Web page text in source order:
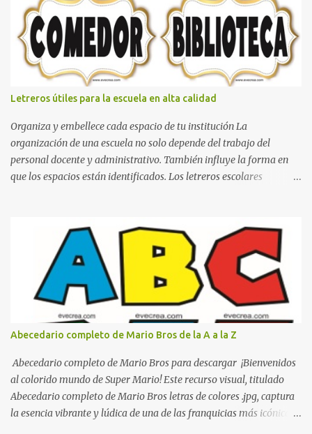
boxeo Ideas para decoraciones de fiestas infantiles Cosas bonitas
que se pueden hacer con gomas de coche
Letreros útiles para la escuela en alta calidad
Organiza y embellece cada espacio de tu institución La
organización de una escuela no solo depende del trabajo del
personal docente y administrativo. También influye la forma en
que los espacios están identificados. Los letreros escolares
decorativo que hace que la institución luzca más ordenada,
moderna y acogedora. Pensando en esta necesidad, he diseñado
una colección de letreros útiles para la escuela con un estilo
elegante, fácil de leer y listo para imprimir en alta calidad. Su
diseño busca combinar funcionalidad y estética, logrando que
cualquier institución educativa proyecte una imagen más
organizada y profesional. ¿Por qué son importantes los letreros
escolares? En una escuela conviven diariamente cientos de
personas. Para quienes visitan la institución por primera vez,
encontrar la biblioteca, la dirección o un aula específica puede
resultar c...
Abecedario completo de Mario Bros de la A a la Z
Abecedario completo de Mario Bros para descargar ¡Bienvenidos
al colorido mundo de Super Mario! Este recurso visual, titulado
Abecedario completo de Mario Bros letras de colores .jpg, captura
la esencia vibrante y lúdica de una de las franquicias más icónicas